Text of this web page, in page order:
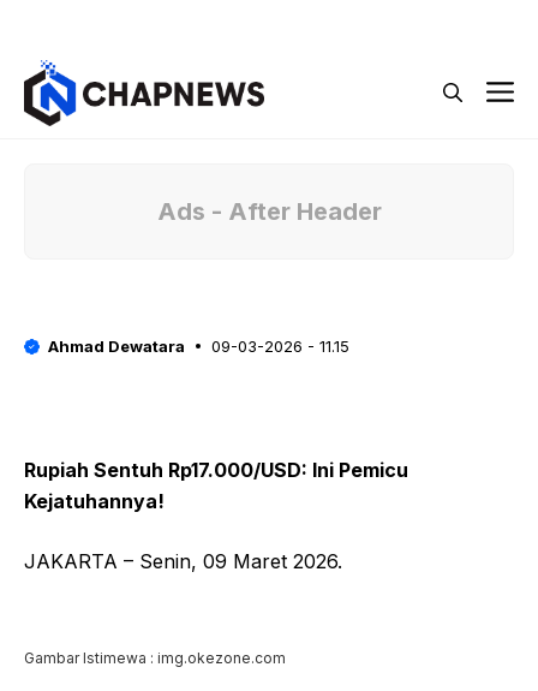
Ads - After Header
Ahmad Dewatara 09-03-2026 - 11.15
Rupiah Sentuh Rp17.000/USD: Ini Pemicu
Kejatuhannya!
JAKARTA – Senin, 09 Maret 2026.
Gambar Istimewa : img.okezone.com